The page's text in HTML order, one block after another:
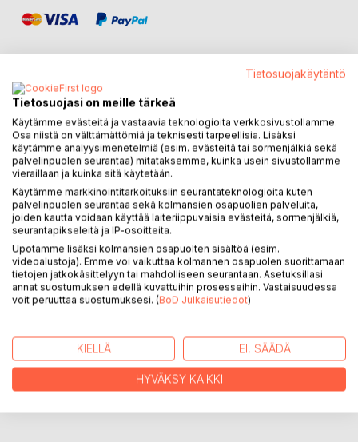
KUVAUS
Kirja kertoo kylästä, jota ympäröi korkea muuri.
Kylässä asuu poika, jolla ei ole nimeä. Hän haluaa, tietää,
kuka hän oikeastaan on?
Mistä hän tulee? Mihin hän on menossa?
Poika lähtee etsimään kuumeisesti vastauksia kysymyksiin.
Matkallaan hän käy läpi surun, ilon, pelon ja rakkauden
Vain kirsikkapuu ystävänään.
KIRJAILIJA
LEHDISTÖARVOSTELUT
LUKIJA-ARVOSTELUT
Tietosuojakäytäntö
Tietosuojasi on meille tärkeä
Käytämme evästeitä ja vastaavia teknologioita verkkosivustollamme.
Osa niistä on välttämättömiä ja teknisesti tarpeellisia. Lisäksi
käytämme analyysimenetelmiä (esim. evästeitä tai sormenjälkiä sekä
palvelinpuolen seurantaa) mitataksemme, kuinka usein sivustollamme
vieraillaan ja kuinka sitä käytetään.
Käytämme markkinointitarkoituksiin seurantateknologioita kuten
palvelinpuolen seurantaa sekä kolmansien osapuolien palveluita,
joiden kautta voidaan käyttää laiteriippuvaisia evästeitä, sormenjälkiä,
seurantapikseleitä ja IP-osoitteita.
Upotamme lisäksi kolmansien osapuolten sisältöä (esim.
videoalustoja). Emme voi vaikuttaa kolmannen osapuolen suorittamaan
tietojen jatkokäsittelyyn tai mahdolliseen seurantaan. Asetuksillasi
annat suostumuksen edellä kuvattuihin prosesseihin. Vastaisuudessa
voit peruuttaa suostumuksesi. (BoD Julkaisutiedot)
KIELLÄ EI, SÄÄDÄ
HYVÄKSY KAIKKI